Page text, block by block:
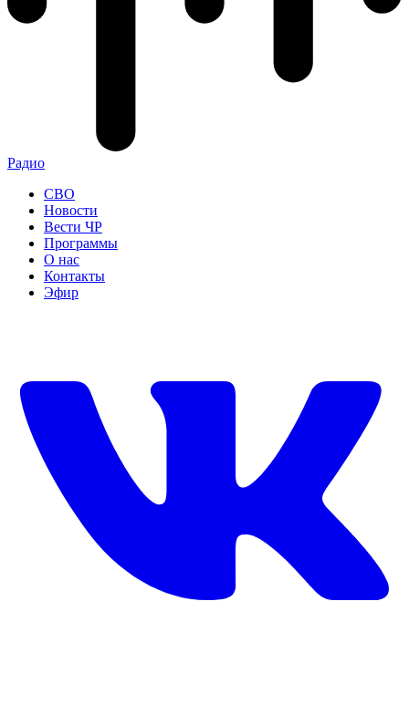
Радио
СВО
Новости
Вести ЧР
Программы
О нас
Контакты
Эфир